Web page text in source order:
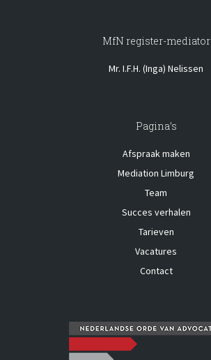
MfN register-mediator
Mr. I.F.H. (Inga) Nelissen
Pagina’s
Afspraak maken
Mediation Limburg
Team
Succes verhalen
Tarieven
Vacatures
Contact